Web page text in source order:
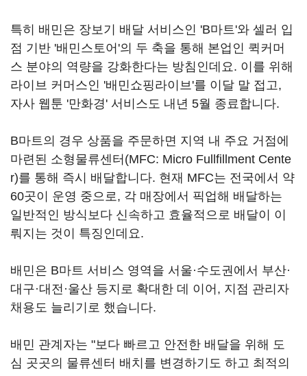
특히 배민은 장보기 배달 서비스인 'B마트'와 셀러 입
점 기반 '배민스토어'의 두 축을 통해 본업인 퀵커머
스 분야의 역량을 강화한다는 방침인데요. 이를 위해
라이브 커머스인 '배민쇼핑라이브'를 이달 말 접고,
자사 웹툰 '만화경' 서비스도 내년 5월 종료합니다.
B마트의 경우 상품을 주문하면 지역 내 주요 거점에
마련된 소형물류센터(MFC: Micro Fullfillment Cente
r)를 통해 즉시 배달합니다. 현재 MFC는 전국에서 약
60곳이 운영 중으로, 각 매장에서 픽업해 배달하는
일반적인 방식보다 신속하고 효율적으로 배달이 이
뤄지는 것이 특징인데요.
배민은 B마트 서비스 영역을 서울·수도권에서 부산·
대구·대전·울산 등지로 확대한 데 이어, 지점 관리자
채용도 늘리기로 했습니다.
배민 관계자는 "보다 빠르고 안전한 배달을 위해 도
심 곳곳의 물류센터 배치를 변경하기도 하고 최적의